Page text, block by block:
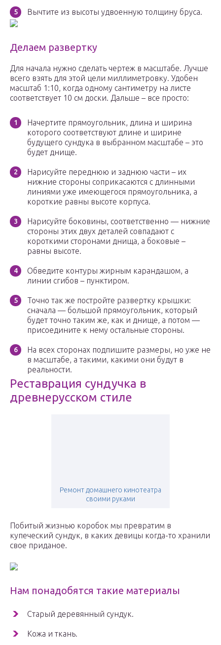
Вычтите из высоты удвоенную толщину бруса.
Делаем развертку
Для начала нужно сделать чертеж в масштабе. Лучше
всего взять для этой цели миллиметровку. Удобен
масштаб 1:10, когда одному сантиметру на листе
соответствует 10 см доски. Дальше – все просто:
Начертите прямоугольник, длина и ширина
которого соответствуют длине и ширине
будущего сундука в выбранном масштабе – это
будет днище.
Нарисуйте переднюю и заднюю части – их
нижние стороны соприкасаются с длинными
линиями уже имеющегося прямоугольника, а
короткие равны высоте корпуса.
Нарисуйте боковины, соответственно — нижние
стороны этих двух деталей совпадают с
короткими сторонами днища, а боковые –
равны высоте.
Обведите контуры жирным карандашом, а
линии сгибов – пунктиром.
Точно так же постройте развертку крышки:
сначала — большой прямоугольник, который
будет точно таким же, как и днище, а потом —
присоедините к нему остальные стороны.
На всех сторонах подпишите размеры, но уже не
в масштабе, а такими, какими они будут в
реальности.
Реставрация сундучка в
древнерусском стиле
Ремонт домашнего кинотеатра
своими руками
Побитый жизнью коробок мы превратим в
купеческий сундук, в каких девицы когда-то хранили
свое приданое.
Нам понадобятся такие материалы
Старый деревянный сундук.
Кожа и ткань.